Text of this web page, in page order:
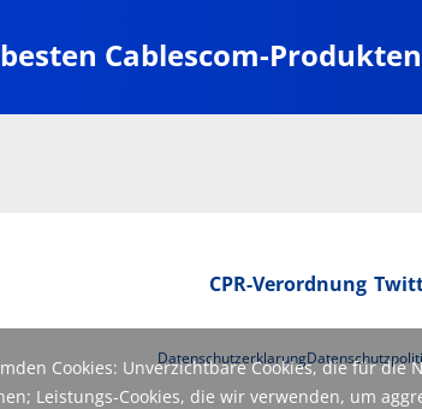
Cookies: Unverzichtbare Cookies, die für
Leistungs-Cookies, die wir verwenden, um
Cablescom-
CPR-Verordnung
Datenschutzerklarung